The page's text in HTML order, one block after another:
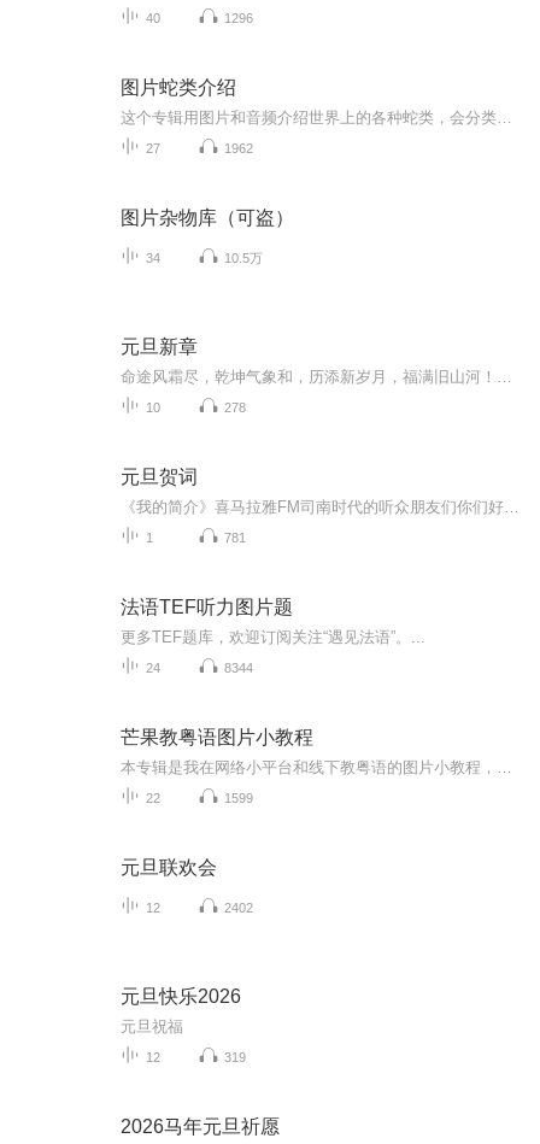
40 1296
图片蛇类介绍
27 1962
图片杂物库（可盗）
34 10.5万
元旦新章
10 278
元旦贺词
1 781
法语TEF听力图片题
更多TEF题库，欢迎订阅关注“遇见法语”。...
24 8344
芒果教粤语图片小教程
22 1599
元旦联欢会
12 2402
元旦快乐2026
元旦祝福
12 319
2026马年元旦祈愿